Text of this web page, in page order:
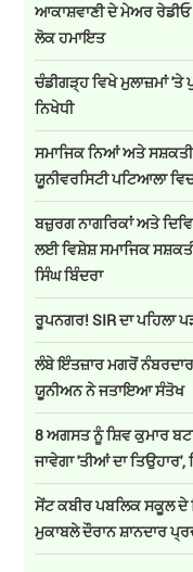
ਆਕਾਸ਼ਵਾਣੀ ਦੇ ਮੇਅਰ ਰੇਡੀਓ
ਲੋਕ ਹਮਾਇਤ
ਚੰਡੀਗੜ੍ਹ ਵਿਖੇ ਮੁਲਾਜ਼ਮਾਂ
ਨਿਖੇਧੀ
ਸਮਾਜਿਕ ਨਿਆਂ ਅਤੇ
ਯੂਨੀਵਰਸਿਟੀ ਪਟਿਆਲਾ
ਬਜ਼ੁਰਗ ਨਾਗਰਿਕਾਂ ਅਤੇ
ਲਈ ਵਿਸ਼ੇਸ਼ ਸਮਾਜਿਕ
ਸਿੰਘ ਬਿੰਦਰਾ
ਰੂਪਨਗਰ! SIR ਦਾ ਪਹਿਲਾ
ਲੰਬੇ ਇੰਤਜ਼ਾਰ ਮਗਰੋਂ
ਯੂਨੀਅਨ ਨੇ ਜਤਾਇਆ ਸੰਤੋਖ
8 ਅਗਸਤ ਨੂੰ ਸ਼ਿਵ ਕੁਮਾਰ
ਜਾਵੇਗਾ 'ਤੀਆਂ ਦਾ
ਸੇਂਟ ਕਬੀਰ ਪਬਲਿਕ ਸਕੂਲ
ਮੁਕਾਬਲੇ ਦੌਰਾਨ ਸ਼ਾਨਦਾਰ